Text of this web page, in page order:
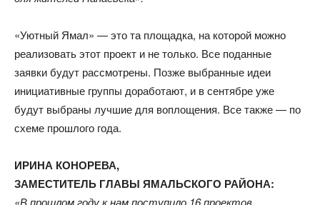
«Уютный Ямал» — это та площадка, на которой можно
реализовать этот проект и не только. Все поданные
заявки будут рассмотрены. Позже выбранные идеи
инициативные группы доработают, и в сентябре уже
будут выбраны лучшие для воплощения. Все также — по
схеме прошлого года.
ИРИНА КОНОРЕВА,
ЗАМЕСТИТЕЛЬ ГЛАВЫ ЯМАЛЬСКОГО РАЙОНА:
«В прошлом году к нам поступило 16 проектов,